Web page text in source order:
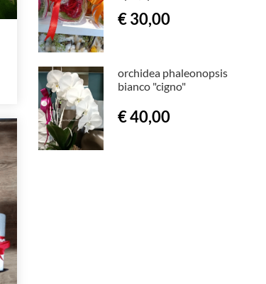
€ 30,00
orchidea phaleonopsis
bianco "cigno"
€ 40,00